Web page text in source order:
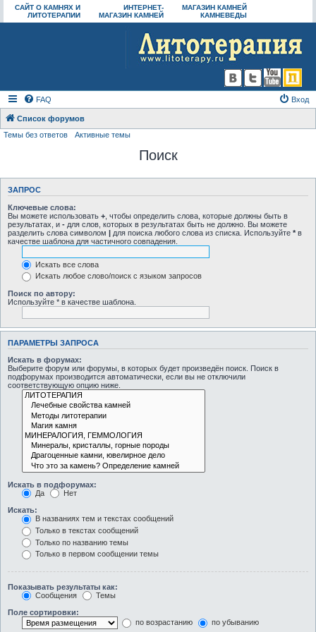
САЙТ О КАМНЯХ И
ЛИТОТЕРАПИИ
ИНТЕРНЕТ-
МАГАЗИН КАМНЕЙ
МАГАЗИН КАМНЕЙ
КАМНЕВЕДЫ
FAQ Вход
Список форумов
Темы без ответов
Активные темы
Поиск
ЗАПРОС
Ключевые слова:
Вы можете использовать + , чтобы определить слова, которые должны быть в
результатах, и - для слов, которых в результатах быть не должно. Вы можете
разделить слова символом | для поиска любого слова из списка. Используйте * в
качестве шаблона для частичного совпадения.
Искать все слова
Искать любое слово/поиск с языком запросов
Поиск по автору:
Используйте * в качестве шаблона.
ПАРАМЕТРЫ ЗАПРОСА
Искать в форумах:
Выберите форум или форумы, в которых будет произведён поиск. Поиск в
подфорумах производится автоматически, если вы не отключили
соответствующую опцию ниже.
Искать в подфорумах:
Да
Нет
Искать:
В названиях тем и текстах сообщений
Только в текстах сообщений
Только по названию темы
Только в первом сообщении темы
Показывать результаты как:
Сообщения
Темы
Поле сортировки:
по возрастанию
по убыванию